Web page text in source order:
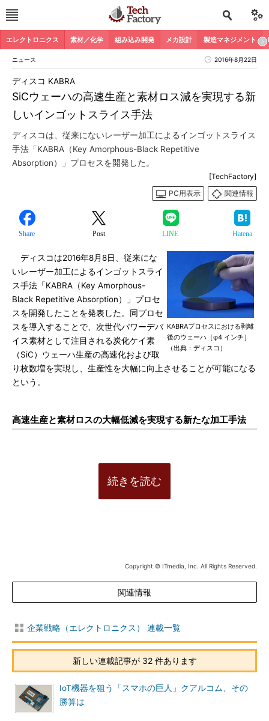
エレクトロニクス 素材／化学 組み込み開発 メカ設計 製造マネジメント
ニュース 2016年8月22日
SiCウェーハの高速生産と素材ロス減を実現する新
しいインゴットスライス手法
ディスコ KABRA
ディスコは、従来にないレーザー加工によるインゴットスライス
手法「KABRA（Key Amorphous-Black Repetitive
Absorption）」プロセスを開発した。
[TechFactory]
PC用表示
関連情報
Share Post LINE Hatena
KABRAプロセスにおける剥離
後のウェーハ［φ4 インチ］
（出典：ディスコ）
ディスコは2016年8月8日、従来にな
いレーザー加工によるインゴットスライ
ス手法「KABRA（Key Amorphous-
Black Repetitive Absorption）」プロセ
スを開発したことを発表した。同プロセ
スを導入することで、次世代パワーデバ
イス素材として注目される炭化ケイ素
（SiC）ウェーハ生産の高速化および取
り枚数増を実現し、生産性を大幅に向上させることが可能になる
という。
高速生産と素材ロスの大幅低減を実現する新たな加工手法
続きを読む
Copyright © ITmedia, Inc. All Rights Reserved.
関連情報
企業戦略（エレクトロニクス） 連載一覧
新しい連載記事が 32 件あります
IoT機器を狙う「スマホの巨人」クアルコム、その
勝算は